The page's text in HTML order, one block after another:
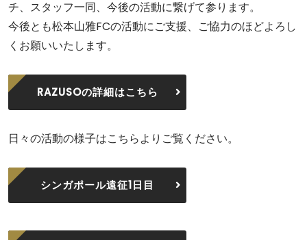
チ、スタッフ一同、今後の活動に繋げて参ります。
今後とも松本山雅FCの活動にご支援、ご協力のほどよろし
くお願いいたします。
RAZUSOの詳細はこちら
日々の活動の様子はこちらよりご覧ください。
シンガポール遠征1日目